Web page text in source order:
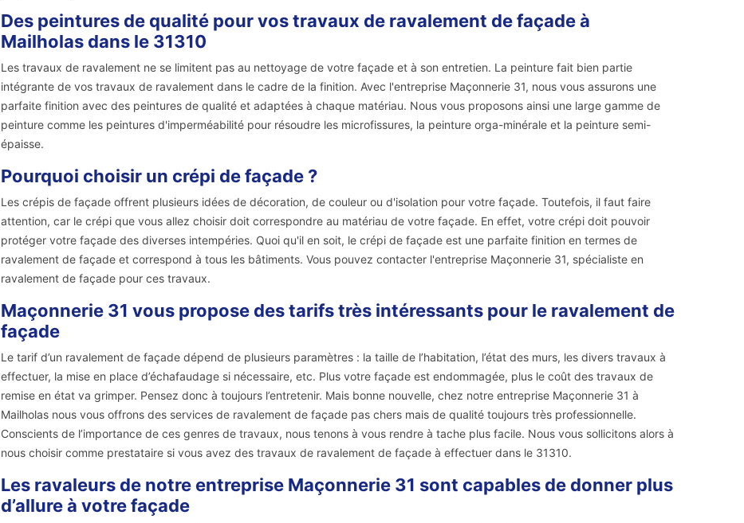
Des peintures de qualité pour vos travaux de ravalement de façade à
Mailholas dans le 31310
Les travaux de ravalement ne se limitent pas au nettoyage de votre façade et à son entretien. La peinture fait bien partie
intégrante de vos travaux de ravalement dans le cadre de la finition. Avec l'entreprise Maçonnerie 31, nous vous assurons une
parfaite finition avec des peintures de qualité et adaptées à chaque matériau. Nous vous proposons ainsi une large gamme de
peinture comme les peintures d'imperméabilité pour résoudre les microfissures, la peinture orga-minérale et la peinture semi-
épaisse.
Pourquoi choisir un crépi de façade ?
Les crépis de façade offrent plusieurs idées de décoration, de couleur ou d'isolation pour votre façade. Toutefois, il faut faire
attention, car le crépi que vous allez choisir doit correspondre au matériau de votre façade. En effet, votre crépi doit pouvoir
protéger votre façade des diverses intempéries. Quoi qu'il en soit, le crépi de façade est une parfaite finition en termes de
ravalement de façade et correspond à tous les bâtiments. Vous pouvez contacter l'entreprise Maçonnerie 31, spécialiste en
ravalement de façade pour ces travaux.
Maçonnerie 31 vous propose des tarifs très intéressants pour le ravalement de
façade
Le tarif d’un ravalement de façade dépend de plusieurs paramètres : la taille de l’habitation, l’état des murs, les divers travaux à
effectuer, la mise en place d’échafaudage si nécessaire, etc. Plus votre façade est endommagée, plus le coût des travaux de
remise en état va grimper. Pensez donc à toujours l’entretenir. Mais bonne nouvelle, chez notre entreprise Maçonnerie 31 à
Mailholas nous vous offrons des services de ravalement de façade pas chers mais de qualité toujours très professionnelle.
Conscients de l’importance de ces genres de travaux, nous tenons à vous rendre à tache plus facile. Nous vous sollicitons alors à
nous choisir comme prestataire si vous avez des travaux de ravalement de façade à effectuer dans le 31310.
Les ravaleurs de notre entreprise Maçonnerie 31 sont capables de donner plus
d’allure à votre façade